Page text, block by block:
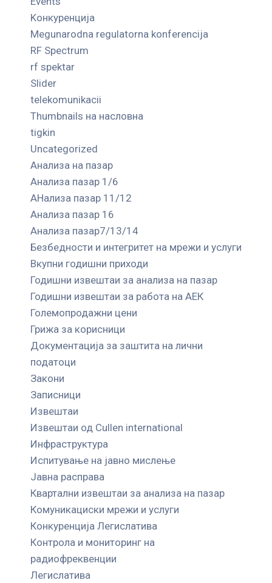
Kонкуренција
Megunarodna regulatorna konferencija
RF Spectrum
rf spektar
Slider
telekomunikacii
Thumbnails на насловна
tigkin
Uncategorized
Анализа на пазар
Анализа пазар 1/6
АНализа пазар 11/12
Анализа пазар 16
Анализа пазар7/13/14
Безбедности и интегритет на мрежи и услуги
Вкупни годишни приходи
Годишни извештаи за анализа на пазар
Годишни извештаи за работа на АЕК
Големопродажни цени
Грижа за корисници
Документација за заштита на лични
податоци
Закони
Записници
Извештаи
Извештаи од Cullen international
Инфраструктура
Испитување на јавно мислење
Јавна расправа
Квартални извештаи за анализа на пазар
Комуникациски мрежи и услуги
Конкуренција Легислатива
Контрола и мониторинг на
радиофреквенции
Легислатива